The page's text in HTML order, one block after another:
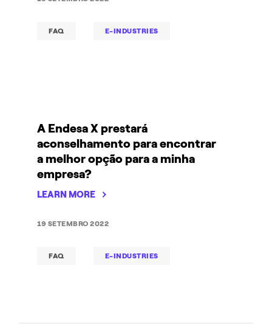
FAQ E-INDUSTRIES
A Endesa X prestará
aconselhamento para encontrar
a melhor opção para a minha
empresa?
LEARN MORE
FAQ E-INDUSTRIES
19 SETEMBRO 2022